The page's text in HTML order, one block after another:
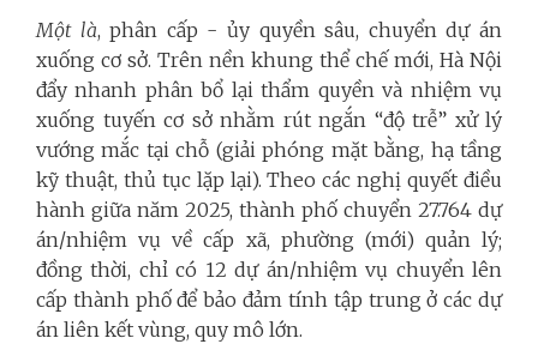
Một là, phân cấp - ủy quyền sâu, chuyển dự án
xuống cơ sở. Trên nền khung thể chế mới, Hà Nội
đẩy nhanh phân bổ lại thẩm quyền và nhiệm vụ
xuống tuyến cơ sở nhằm rút ngắn “độ trễ” xử lý
vướng mắc tại chỗ (giải phóng mặt bằng, hạ tầng
kỹ thuật, thủ tục lặp lại). Theo các nghị quyết điều
hành giữa năm 2025, thành phố chuyển 27.764 dự
án/nhiệm vụ về cấp xã, phường (mới) quản lý;
đồng thời, chỉ có 12 dự án/nhiệm vụ chuyển lên
cấp thành phố để bảo đảm tính tập trung ở các dự
án liên kết vùng, quy mô lớn.